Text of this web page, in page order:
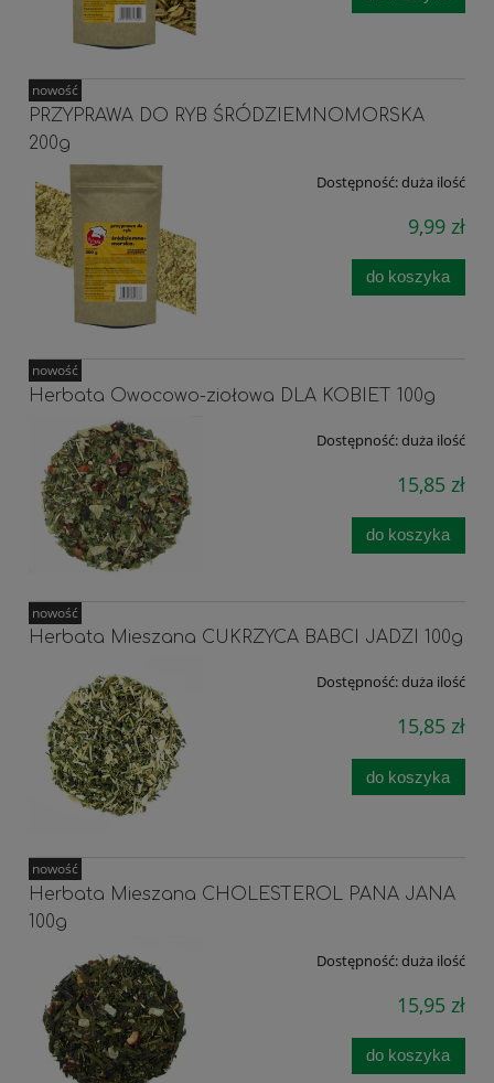
PRZYPRAWA DO RYB ŚRÓDZIEMNOMORSKA
200g
Dostępność:duża ilość
9,99 zł
do koszyka
nowość
Herbata Owocowo-ziołowa DLA KOBIET 100g
Dostępność:duża ilość
15,85 zł
do koszyka
nowość
Herbata Mieszana CUKRZYCA BABCI JADZI 100g
Dostępność:duża ilość
15,85 zł
do koszyka
nowość
Herbata Mieszana CHOLESTEROL PANA JANA
100g
Dostępność:duża ilość
15,95 zł
do koszyka
nowość